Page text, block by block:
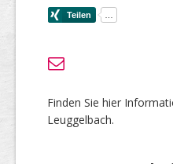
Finden Sie hier
Leuggelbach.